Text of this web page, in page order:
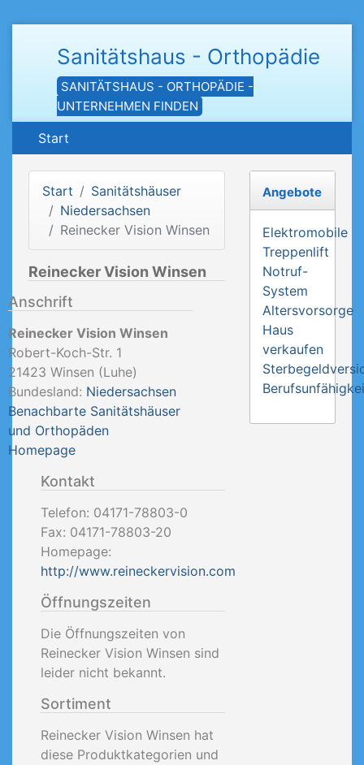
Sanitätshaus - Orthopädie
SANITÄTSHAUS - ORTHOPÄDIE -
UNTERNEHMEN FINDEN
Start
Start
Sanitätshäuser
Niedersachsen
Reinecker Vision Winsen
Reinecker Vision Winsen
Anschrift
Reinecker Vision Winsen
Robert-Koch-Str. 1
21423 Winsen (Luhe)
Bundesland: Niedersachsen
Benachbarte Sanitätshäuser
und Orthopäden
Homepage
Kontakt
Telefon: 04171-78803-0
Fax: 04171-78803-20
Homepage:
http://www.reineckervision.com
Öffnungszeiten
Die Öffnungszeiten von
Reinecker Vision Winsen sind
leider nicht bekannt.
Sortiment
Reinecker Vision Winsen hat
diese Produktkategorien und
Angebote
Elektromobile
Treppenlift
Notruf-
System
Altersvorsorge
Haus
verkaufen